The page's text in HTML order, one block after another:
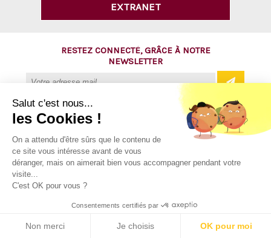
EXTRANET
RESTEZ CONNECTÉ, GRÂCE À NOTRE
NEWSLETTER
@ Copyright 2016 - AVM Menuiseries
Tous droits réservés
Contact
Salut c'est nous...
les Cookies !
On a attendu d'être sûrs que le contenu de
ce site vous intéresse avant de vous
déranger, mais on aimerait bien vous accompagner pendant votre
visite...
C'est OK pour vous ?
Consentements certifiés par
Non merci Je choisis OK pour moi